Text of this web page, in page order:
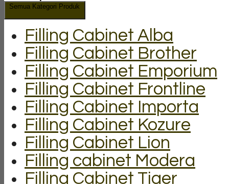
Semua Kategori Produk
Filling Cabinet Alba
Filling Cabinet Brother
Filling Cabinet Emporium
Filling Cabinet Frontline
Filling Cabinet Importa
Filling Cabinet Kozure
Filling Cabinet Lion
Filling cabinet Modera
Filling Cabinet Tiger